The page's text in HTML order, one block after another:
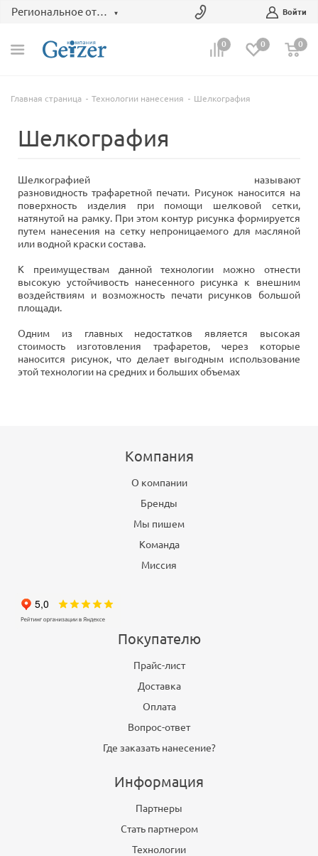
Региональное отделение Войти
0 0 0
Главная страница Технологии нанесения Шелкография
Шелкография
Шелкографией называют
разновидность трафаретной печати. Рисунок наносится на
поверхность изделия при помощи шелковой сетки,
натянутой на рамку. При этом контур рисунка формируется
путем нанесения на сетку непроницаемого для масляной
или водной краски состава.
К преимуществам данной технологии можно отнести
высокую устойчивость нанесенного рисунка к внешним
воздействиям и возможность печати рисунков большой
площади.
Одним из главных недостатков является высокая
стоимость изготовления трафаретов, через которые
наносится рисунок, что делает выгодным использование
этой технологии на средних и больших объемах
Компания
О компании
Бренды
Мы пишем
Команда
Миссия
Покупателю
Прайс-лист
Доставка
Оплата
Вопрос-ответ
Где заказать нанесение?
Информация
Партнеры
Стать партнером
Технологии